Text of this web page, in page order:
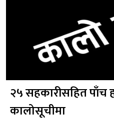
२५ सहकारीसहित पाँच
कालोसूचीमा